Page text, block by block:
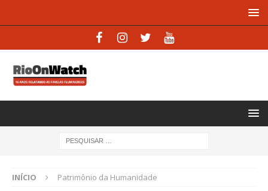
INÍCIO Patrimônio da Humanidade